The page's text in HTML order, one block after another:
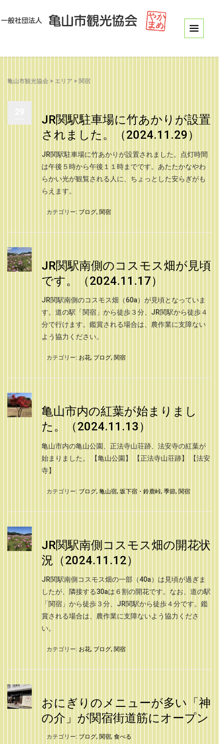
亀山市観光協会 > エリア > 関宿
JR関駅駐車場に竹あかりが設置
されました。（2024.11.29）
JR関駅駐車場に竹あかりが設置されました。点灯時間
は午後５時から午後１１時までです。あたたかなやわ
らかい光が観覧される人に、ちょっとした安らぎがも
らえます。
カテゴリー: ブログ, 関宿
JR関駅南側のコスモス畑が見頃
です。（2024.11.17）
JR関駅南側のコスモス畑（60a）が見頃となっていま
す。道の駅「関宿」から徒歩３分、JR関駅から徒歩４
分で行けます。鑑賞される場合は、農作業に支障ない
よう協力ください。
カテゴリー: お花, ブログ, 関宿
亀山市内の紅葉が始まりまし
た。（2024.11.13）
亀山市内の亀山公園、正法寺山荘跡、法安寺の紅葉が
始まりました。 【亀山公園】 【正法寺山荘跡】 【法安
寺】
カテゴリー: ブログ, 亀山宿, 坂下宿・鈴鹿峠, 季節, 関宿
JR関駅南側コスモス畑の開花状
況（2024.11.12）
JR関駅南側コスモス畑の一部（40a）は見頃が過ぎま
したが、隣接する30aは６割の開花です。なお、道の駅
「関宿」から徒歩３分、JR関駅から徒歩４分です。鑑
賞される場合は、農作業に支障ないよう協力くださ
い。
カテゴリー: お花, ブログ, 関宿
おにぎりのメニューが多い「神
の介」が関宿街道筋にオープン
カテゴリー: ブログ, 関宿, 食べる